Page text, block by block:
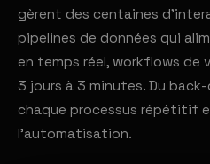
gèrent des centaines
pipelines de données qui
en temps réel, workflows de
3 jours à 3 minutes. Du
chaque processus répétitif
l'automatisation.